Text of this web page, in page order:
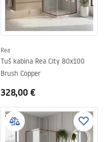
Rea
Tuš kabina Rea City 80x100
Brush Copper
328,00 €